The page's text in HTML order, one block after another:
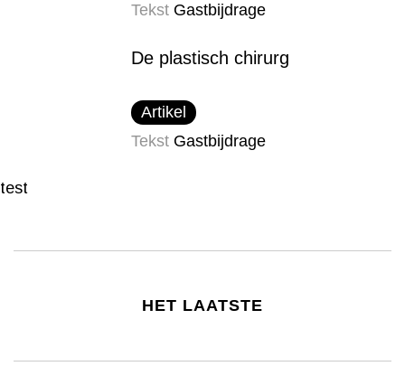
Tekst Gastbijdrage
De plastisch chirurg
Artikel
Tekst Gastbijdrage
test
HET LAATSTE